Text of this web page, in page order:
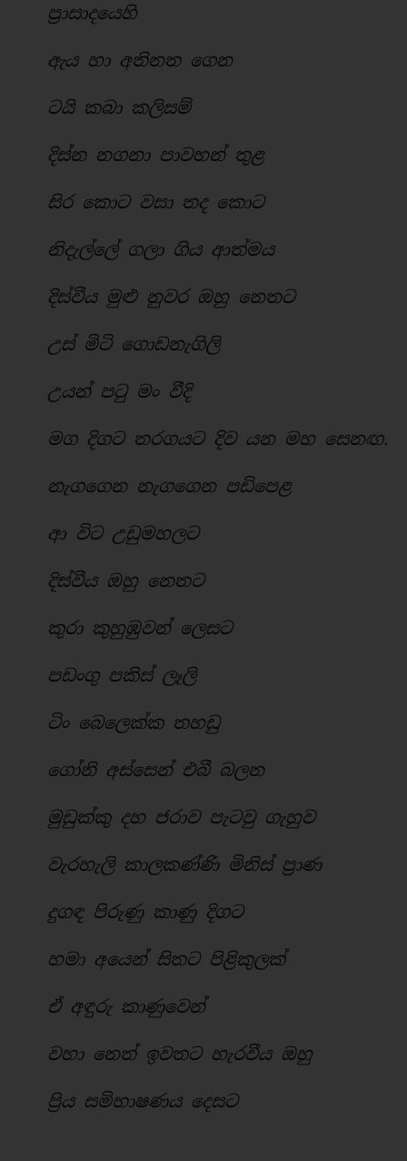
ප්‍රාසාදයෙහි
ඇය හා අතිනත ගෙන
ටයි කබා කලිසම්
දිස්න නගනා පාවහන් තුළ
සිර කොට වසා තද කොට
නිදැල්ලේ ගලා ගිය ආත්මය
දිස්වීය මුළු නුවර ඔහු නෙතට
උස් මිටි ගොඩනැගිලි
උයන් පටු මං වීදි
මග දිගට තරගයට දිව යන මහ සෙනඟ.
නැගගෙන නැගගෙන පඩිපෙළ
ආ විට උඩුමහලට
දිස්වීය ඔහු නෙතට
කුරා කුහුඹුවන් ලෙසට
පඩංගු පකිස් ලෑලි
ටිං බෙලෙක්ක තහඩු
ගෝනි අස්සෙන් එබී බලන
මුඩුක්කු දහ ජරාව පැටවු ගැහුව
වැරහැලි කාලකණ්ණි මිනිස් ප්‍රාණ
දුගඳ පිරුණු කාණු දිගට
හමා අයෙන් සිතට පිළිකුලක්
ඒ අඳුරු කාණුවෙන්
වහා නෙත් ඉවතට හැරවීය ඔහු
ප්‍රිය සමිභාෂණය දෙසට